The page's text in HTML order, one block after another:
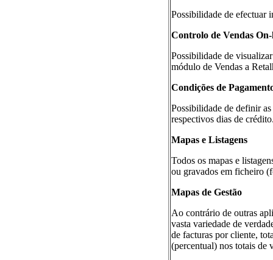
Possibilidade de efectuar
Controlo de Vendas
Possibilidade de
módulo de Vendas a
Condições de
Possibilidade de definir
respectivos dias de
Mapas e Listagens
Todos os mapas e
ou gravados em ficheiro
Mapas de Gestão
Ao contrário de outras
vasta variedade de
de facturas por cliente,
(percentual) nos totais de